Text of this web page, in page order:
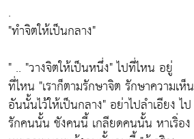
.
"ทำจิตให้เป็นกลาง"
" .. "วางจิตให้เป็นหนึ่ง" ไปที่ไหน อยู่
ที่ไหน "เราก็ตามรักษาจิต รักษาความเห็น
อันนั้นไว้ให้เป็นกลาง" อย่าไปลำเอียง ไป
รักคนนั้น ชังคนนี้ เกลียดคนนั้น หาเริ่อง